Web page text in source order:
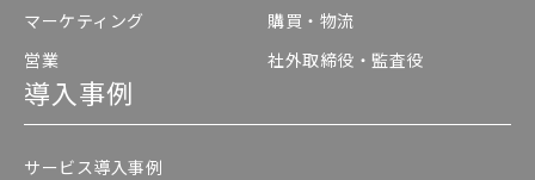
マーケティング
営業
購買・物流
社外取締役・監査役
導入事例
サービス導入事例